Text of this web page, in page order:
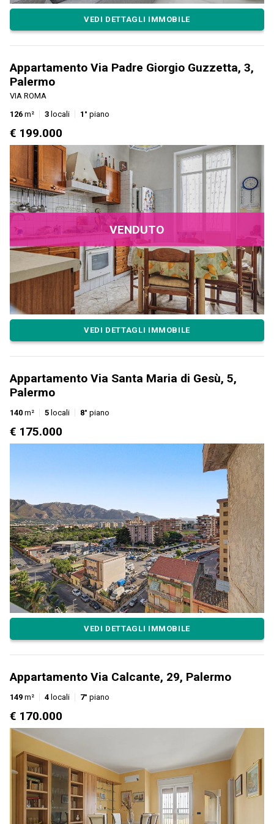
VEDI DETTAGLI IMMOBILE
Appartamento Via Padre Giorgio Guzzetta, 3,
Palermo
VIA ROMA
126 m² 3 locali 1° piano
€ 199.000
VENDUTO
VEDI DETTAGLI IMMOBILE
Appartamento Via Santa Maria di Gesù, 5,
Palermo
140 m² 5 locali 8° piano
€ 175.000
VEDI DETTAGLI IMMOBILE
Appartamento Via Calcante, 29, Palermo
149 m² 4 locali 7° piano
€ 170.000